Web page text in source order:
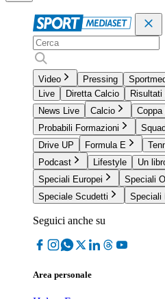
Video Pressing
Live
Diretta Calcio
News Live
Calcio Coppa
Probabili Formazioni
Drive UP
Formula E
Podcast
Lifestyle
Un
Speciali Europei
Speciali
Speciale Scudetti
Speciali
Seguici anche su
Area personale